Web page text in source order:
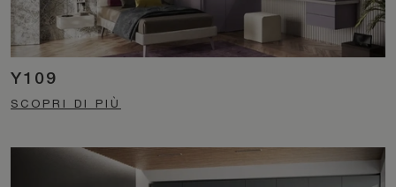
Y109
SCOPRI DI PIÙ